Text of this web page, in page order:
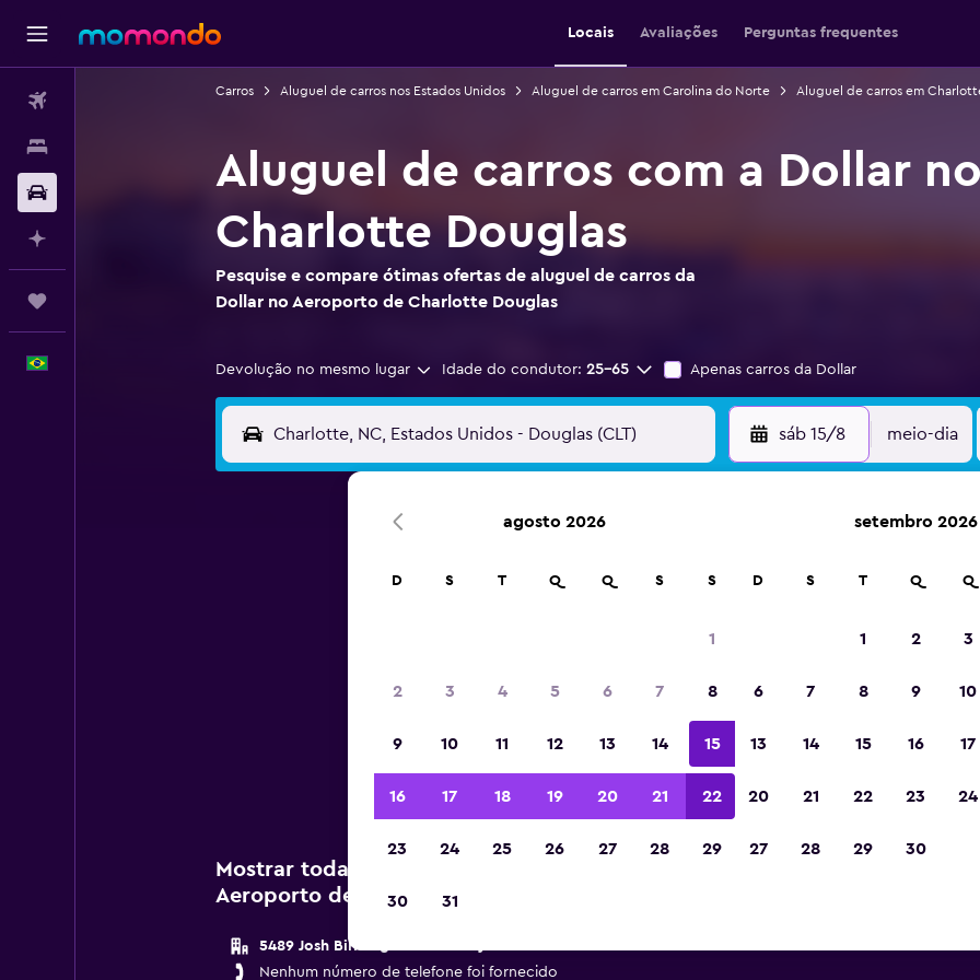
Locais Avaliações Perguntas frequentes
Carros Aluguel de carros nos Estados Unidos Aluguel de carros em Carolina do Norte Aluguel de carros em
Aluguel de carros com a Dollar
Charlotte Douglas
Pesquise e compare ótimas ofertas de aluguel de carros da
Dollar no Aeroporto de Charlotte Douglas
Devolução no mesmo lugar Idade do condutor: 25-65 Apenas carros da Dollar
sáb 15/8 meio-dia
Aluguel de carros com a Dollar
Confira as informações de todas as agências de
Dollar perto do Aeroporto de Charlotte Douglas,
Mostrar todas as agências da Dollar perto do
Aeroporto de Charlotte Douglas
5489 Josh Birmingham Parkway
Nenhum número de telefone foi fornecido
agosto 2026
D S T Q Q S S
1
2 3 4 5 6 7 8
9 10 11 12 13 14 15
16 17 18 19 20 21 22
23 24 25 26 27 28 29
30 31
setembro 2026
D S T Q Q
1 2 3
6 7 8 9 10
13 14 15 16 17
20 21 22 23 24
27 28 29 30